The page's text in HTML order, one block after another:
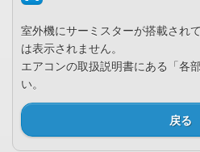
室外機にサーミスターが搭載され
は表示されません。
エアコンの取扱説明書にある「各
い。
戻る